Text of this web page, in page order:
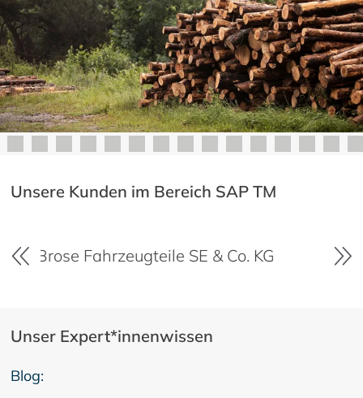
Unsere Kunden im Bereich SAP TM
KG Cordes & Graefe KG
Unser Expert*innenwissen
Blog: